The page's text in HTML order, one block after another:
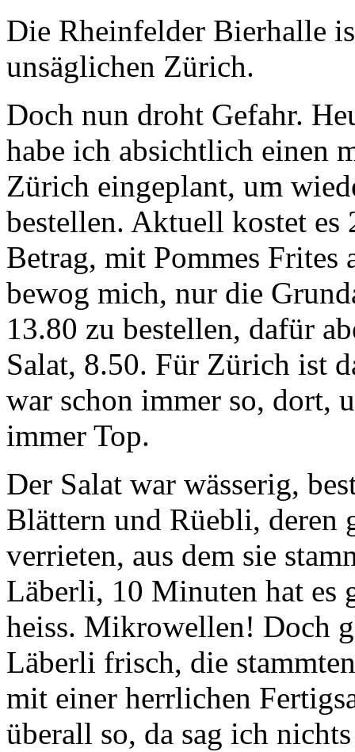
Die Rheinfelder Bierhalle
unsäglichen Zürich.
Doch nun droht Gefahr.
habe ich absichtlich einen
Zürich eingeplant, um
bestellen. Aktuell kostet
Betrag, mit Pommes
bewog mich, nur die
13.80 zu bestellen, dafür
Salat, 8.50. Für Zürich ist
war schon immer so, dort,
immer Top.
Der Salat war wässerig,
Blättern und Rüebli, deren
verrieten, aus dem sie
Läberli, 10 Minuten hat es
heiss. Mikrowellen! Doch
Läberli frisch, die
mit einer herrlichen
überall so, da sag ich